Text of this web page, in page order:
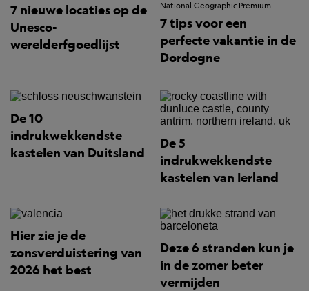
7 nieuwe locaties op de
Unesco-
werelderfgoedlijst
National Geographic Premium
7 tips voor een
perfecte vakantie in de
Dordogne
De 10
indrukwekkendste
kastelen van Duitsland
De 5
indrukwekkendste
kastelen van Ierland
Hier zie je de
zonsverduistering van
2026 het best
Deze 6 stranden kun je
in de zomer beter
vermijden